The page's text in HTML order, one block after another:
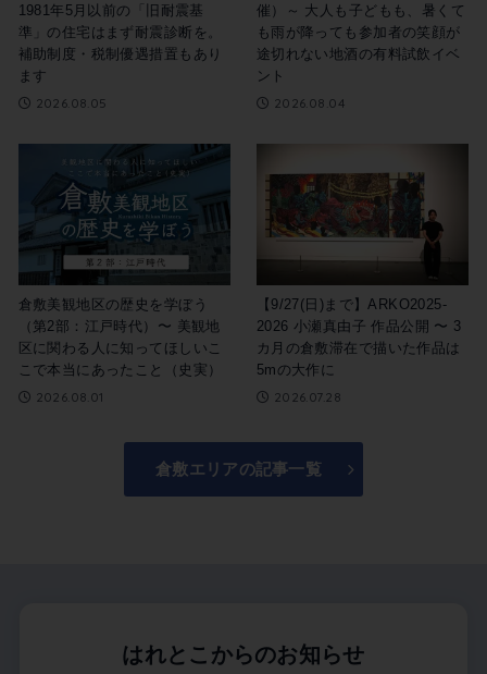
1981年5月以前の「旧耐震基
準」の住宅はまず耐震診断を。
補助制度・税制優遇措置もあり
ます
2026.08.05
催）～ 大人も子どもも、暑くて
も雨が降っても参加者の笑顔が
途切れない地酒の有料試飲イベ
ント
2026.08.04
倉敷美観地区の歴史を学ぼう
（第2部：江戸時代）〜 美観地
区に関わる人に知ってほしいこ
こで本当にあったこと（史実）
2026.08.01
【9/27(日)まで】ARKO2025-
2026 小瀬真由子 作品公開 〜 3
カ月の倉敷滞在で描いた作品は
5mの大作に
2026.07.28
倉敷エリアの記事一覧
はれとこからのお知らせ